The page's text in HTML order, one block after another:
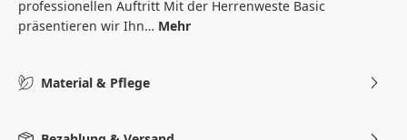
professionellen Auftritt Mit der Herrenweste Basic
präsentieren wir Ihn… Mehr
Material & Pflege